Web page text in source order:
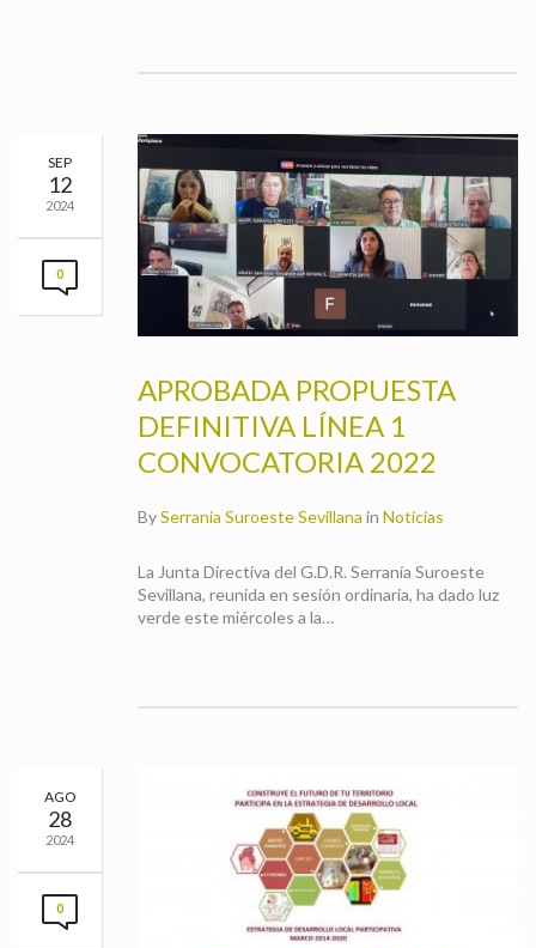
SEP
12
2024
0
APROBADA PROPUESTA
DEFINITIVA LÍNEA 1
CONVOCATORIA 2022
BySerrania Suroeste Sevillana in Noticias
La Junta Directiva del G.D.R. Serranía Suroeste
Sevillana, reunida en sesión ordinaria, ha dado luz
verde este miércoles a la…
AGO
28
2024
0